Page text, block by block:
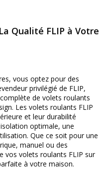
Qualité FLIP à Votre
vous optez pour des
privilégié de FLIP,
de volets roulants
Les volets roulants FLIP
et leur durabilité
optimale, une
Que ce soit pour une
manuel ou des
vos volets roulants FLIP sur
à votre maison.